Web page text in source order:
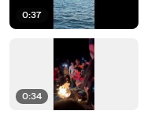
0:37
0:34